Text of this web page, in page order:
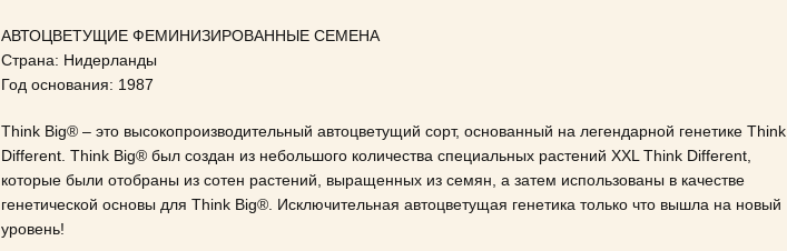
АВТОЦВЕТУЩИЕ ФЕМИНИЗИРОВАННЫЕ СЕМЕНА
Страна: Нидерланды
Год основания: 1987
Think Big® – это высокопроизводительный автоцветущий сорт, основанный на легендарной генетике Think
Different. Think Big® был создан из небольшого количества специальных растений XXL Think Different,
которые были отобраны из сотен растений, выращенных из семян, а затем использованы в качестве
генетической основы для Think Big®. Исключительная автоцветущая генетика только что вышла на новый
уровень!